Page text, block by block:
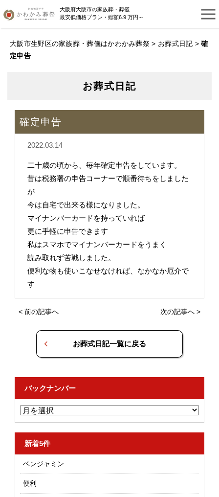
大阪府大阪市の家族葬・葬儀
最安低価格プラン・総額6.9 万円～
大阪市生野区の家族葬・葬儀はかわかみ葬祭 > お葬式日記 >確
定申告
お葬式日記
確定申告
2022.03.14
二十歳の頃から、毎年確定申告をしています。
昔は税務署の申告コーナーで順番待ちをしました
が
今は自宅で出来る様になりました。
マイナンバーカードを持っていれば
更に手軽に申告できます
私はスマホでマイナンバーカードをうまく
読み取れず苦戦しました。
便利な物も使いこなせなければ、なかなか厄介で
す
< 前の記事へ 次の記事へ >
お葬式日記一覧に戻る
バックナンバー
新着5件
ベンジャミン
便利